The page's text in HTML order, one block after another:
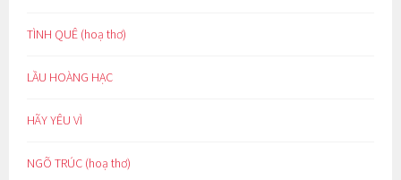
TÌNH QUÊ (hoạ thơ)
LẦU HOÀNG HẠC
HÃY YÊU VÌ
NGÕ TRÚC (hoạ thơ)